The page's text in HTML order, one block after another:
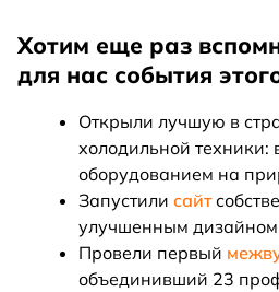
Хотим еще раз
для нас события
Открыли лучшую в
холодильной техники:
оборудованием на
Запустили сайт
улучшенным
Провели первый
объединивший 23